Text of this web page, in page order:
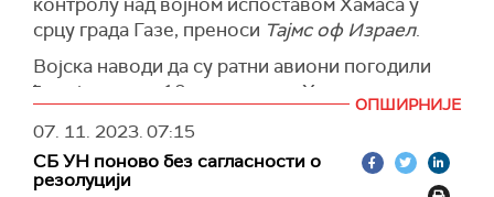
Полиција додаје да је претресом њених ствари
пронађен мали нож.
(Тајмс оф Израел)
срцу града Газе, преноси Тајмс оф Израел.
Војска наводи да су ратни авиони погодили
ћелију од око 10 припадника Хамаса и
Војска је током ноћи гађала десетине
положаја минобацача, а поморске снаге су
ОПШИРНИЈЕ
07. 11. 2023.07:15
СБ УН поново без сагласности о
резолуцији